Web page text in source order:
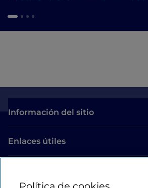
Información del sitio
Enlaces útiles